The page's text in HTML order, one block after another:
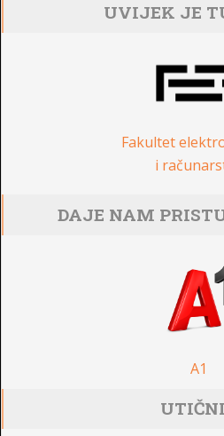
UVIJEK JE
Fakultet
i
DAJE NAM
A1